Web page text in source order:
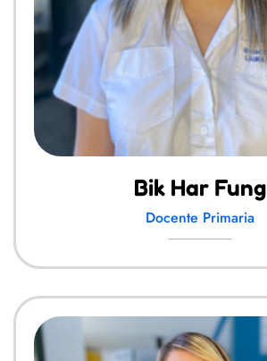
Bik Har Fung
Docente Primaria